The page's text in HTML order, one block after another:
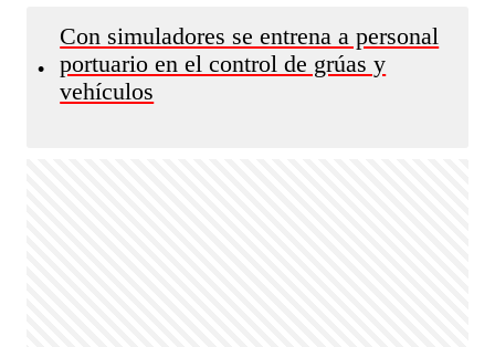
•
Con simuladores se entrena a personal
portuario en el control de grúas y
vehículos